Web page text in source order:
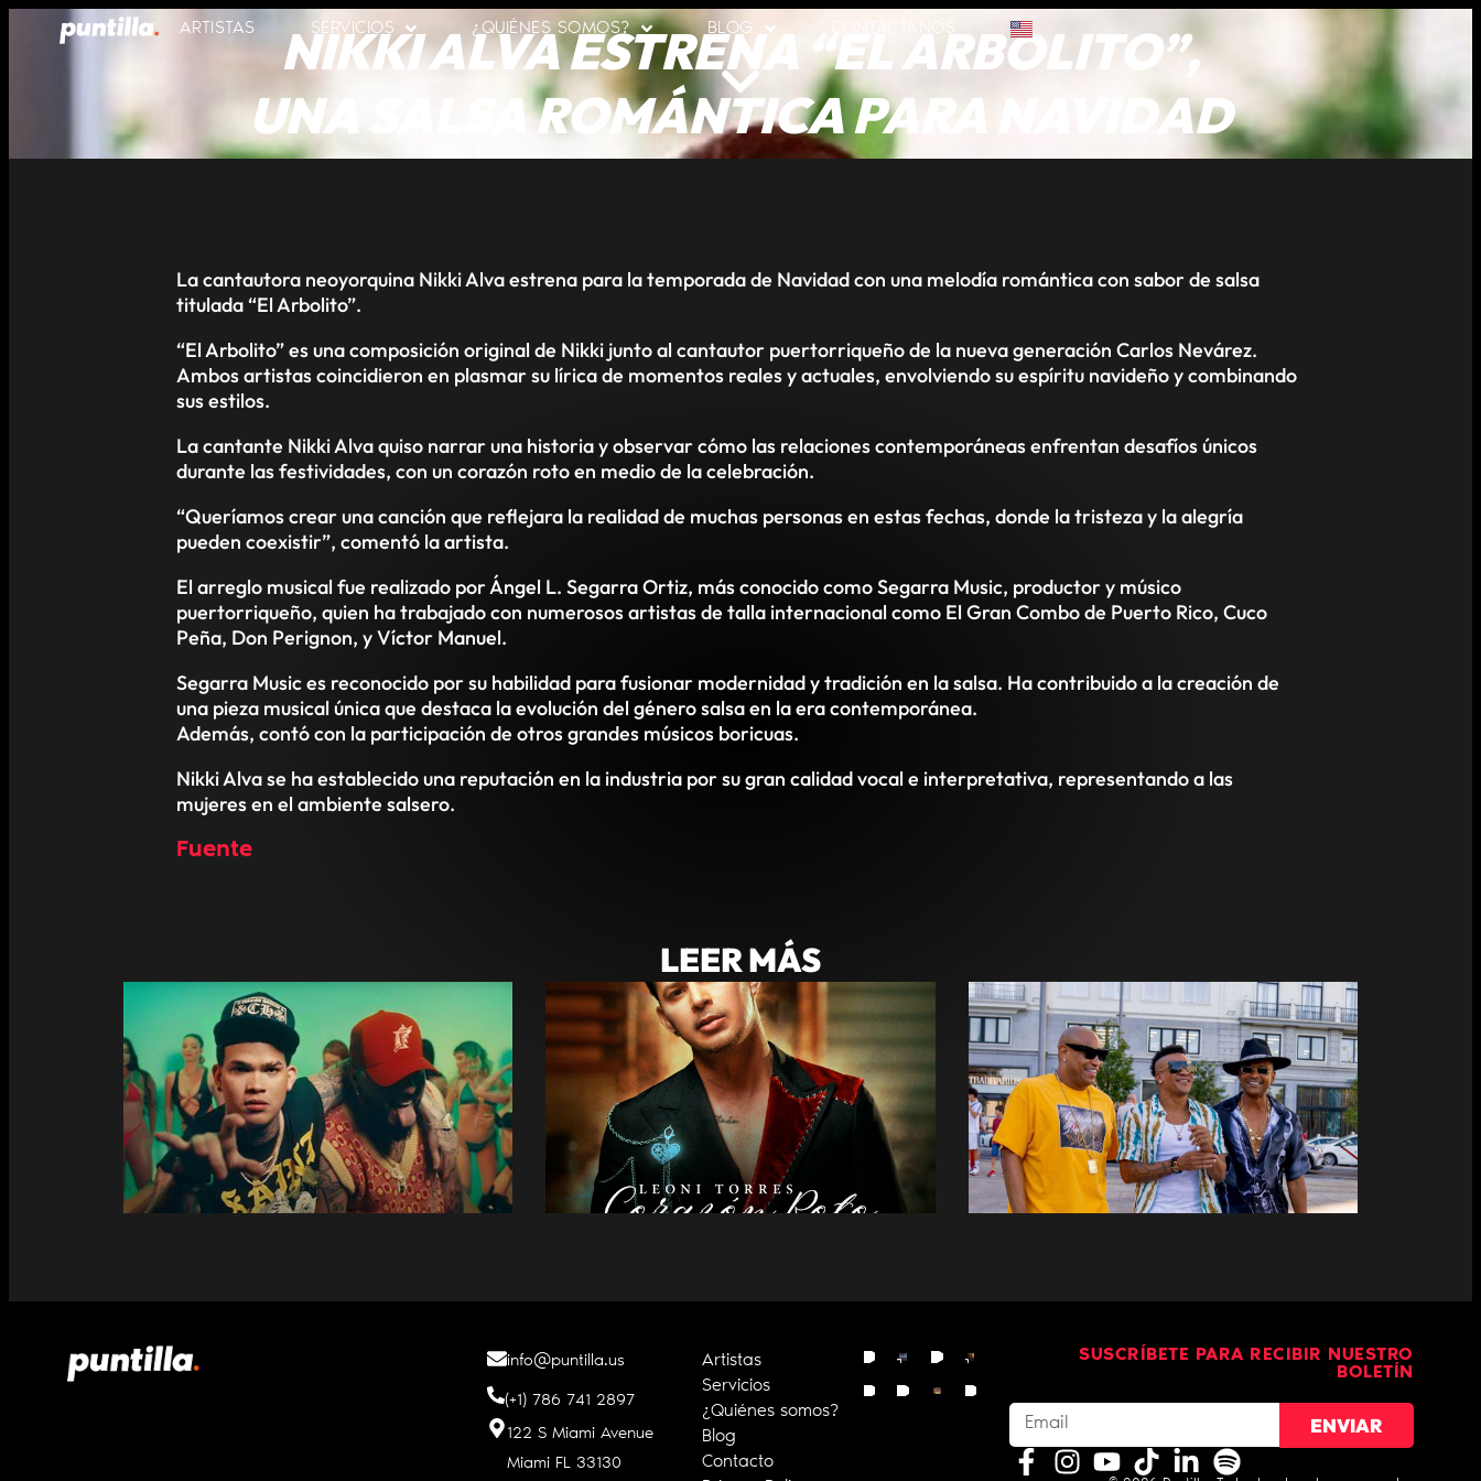
ARTISTAS SERVICIOS ¿QUIÉNES SOMOS? BLOG CONTÁCTANOS
NIKKI ALVA ESTRENA “EL ARBOLITO”,
UNA SALSA ROMÁNTICA PARA NAVIDAD
La cantautora neoyorquina Nikki Alva estrena para la temporada de Navidad con una melodía romántica con sabor de salsa
titulada “El Arbolito”.
“El Arbolito” es una composición original de Nikki junto al cantautor puertorriqueño de la nueva generación Carlos Nevárez.
Ambos artistas coincidieron en plasmar su lírica de momentos reales y actuales, envolviendo su espíritu navideño y combinando
sus estilos.
La cantante Nikki Alva quiso narrar una historia y observar cómo las relaciones contemporáneas enfrentan desafíos únicos
durante las festividades, con un corazón roto en medio de la celebración.
“Queríamos crear una canción que reflejara la realidad de muchas personas en estas fechas, donde la tristeza y la alegría
pueden coexistir”, comentó la artista.
El arreglo musical fue realizado por Ángel L. Segarra Ortiz, más conocido como Segarra Music, productor y músico
puertorriqueño, quien ha trabajado con numerosos artistas de talla internacional como El Gran Combo de Puerto Rico, Cuco
Peña, Don Perignon, y Víctor Manuel.
Segarra Music es reconocido por su habilidad para fusionar modernidad y tradición en la salsa. Ha contribuido a la creación de
una pieza musical única que destaca la evolución del género salsa en la era contemporánea.
Además, contó con la participación de otros grandes músicos boricuas.
Nikki Alva se ha establecido una reputación en la industria por su gran calidad vocal e interpretativa, representando a las
mujeres en el ambiente salsero.
Fuente
LEER MÁS
“PIKETE”: EL CARLI Y EL CHACAL
SORPRENDEN A SUS FANÁTICOS
CON NUEVA COLABORACIÓN
MUSICAL
LEONI TORRES PRESENTA
“CORAZÓN ROTO”
DESCEMER BUENO Y GENTE DE
ZONA LANZAN “DESPUÉS QUE
BAILAMOS”
info@puntilla.us
(+1) 786 741 2897
122 S Miami Avenue
Miami FL 33130
Artistas
Servicios
¿Quiénes somos?
Blog
Contacto
SUSCRÍBETE PARA RECIBIR NUESTRO
BOLETÍN
ENVIAR